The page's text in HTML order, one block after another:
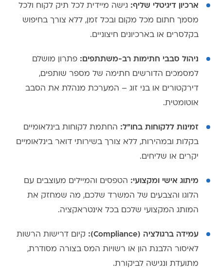
ארכיון דיגיטלי שליף: גישה מיידית לכל תיק לקוח ולכל
מסמך חתום מכל מקום ובכל זמן, ללא צורך בחיפוש
בקלסרים או בארכיונים חיצוניים.
ניהול סבבי חתימות רב-משתתפים: פתרון מושלם
למסמכים הדורשים חתימה של מספר שותפים,
דירקטורים או בני זוג – המערכת מנהלת את הסבב
אוטומטית.
זמינות ללקוחות בחו"ל: החתמת לקוחות בינלאומיים
בקלות ובמהירות, ללא צורך בשירותי דואר בינלאומיים
יקרים או שליחים.
מיתוג אישי ומקצועי: הטפסים והמיילים מעוצבים עם
הלוגו והצבעים של המשרד שלכם, מה שמחזק את
המותג המקצועי שלכם בכל אינטראקציה.
עמידה ברגולציה (Compliance):
קיום דרישות הרשות
לאיסור הלבנת הון או רשויות המס בצורה מסודרת,
מתועדת ונגישה לביקורת.